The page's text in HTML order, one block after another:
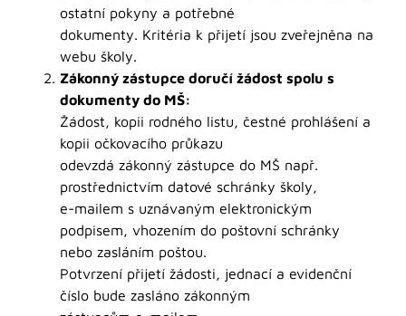
ostatní pokyny a potřebné
dokumenty. Kritéria k přijetí jsou zveřejněna na
webu školy.
Zákonný zástupce doručí žádost spolu s
dokumenty do MŠ:
Žádost, kopii rodného listu, čestné prohlášení a
kopii očkovacího průkazu
odevzdá zákonný zástupce do MŠ např.
prostřednictvím datové schránky školy,
e-mailem s uznávaným elektronickým
podpisem, vhozením do poštovní schránky
nebo zasláním poštou.
Potvrzení přijetí žádosti, jednací a evidenční
číslo bude zasláno zákonným